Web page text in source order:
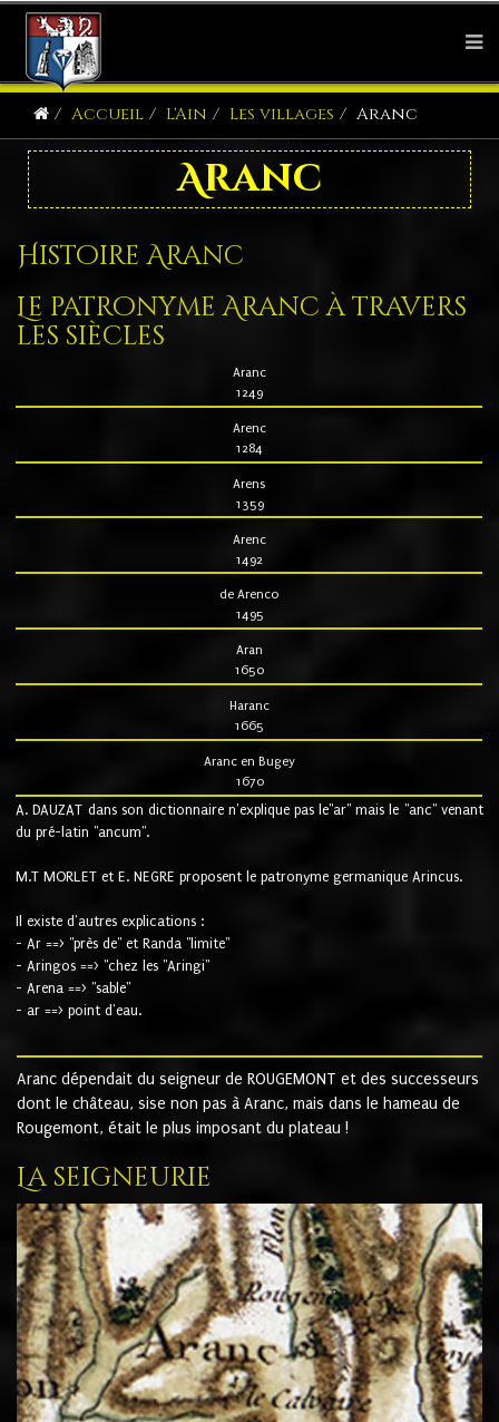
Accueil L'Ain Les villages Aranc
Aranc
Histoire Aranc
Le patronyme Aranc à travers
les siècles
Aranc
1249
Arenc
1284
Arens
1359
Arenc
1492
de Arenco
1495
Aran
1650
Haranc
1665
Aranc en Bugey
1670
A. DAUZAT dans son dictionnaire n'explique pas le"ar" mais le "anc" venant
du pré-latin "ancum".
M.T MORLET et E. NEGRE proposent le patronyme germanique Arincus.
Il existe d'autres explications :
- Ar ==> "près de" et Randa "limite"
- Aringos ==> "chez les "Aringi"
- Arena ==> "sable"
- ar ==> point d'eau.
Aranc dépendait du seigneur de ROUGEMONT et des successeurs
dont le château, sise non pas à Aranc, mais dans le hameau de
Rougemont, était le plus imposant du plateau !
La seigneurie